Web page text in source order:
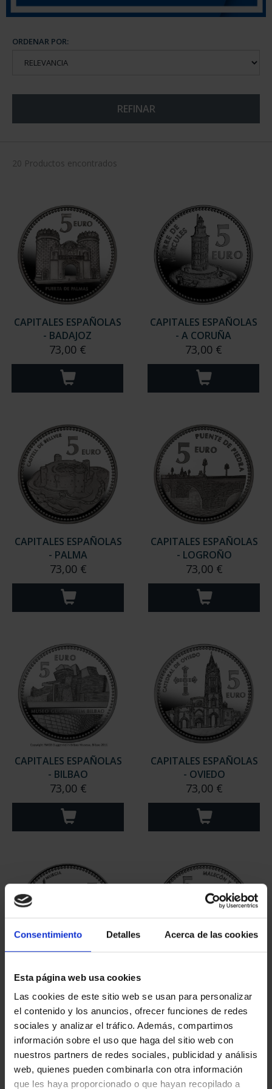
Consentimiento Detalles Acerca de las cookies
Esta página web usa cookies
Las cookies de este sitio web se usan para personalizar
el contenido y los anuncios, ofrecer funciones de redes
sociales y analizar el tráfico. Además, compartimos
información sobre el uso que haga del sitio web con
nuestros partners de redes sociales, publicidad y análisis
web, quienes pueden combinarla con otra información
que les haya proporcionado o que hayan recopilado a
ORDENAR POR:
REFINAR
20 Productos encontrados
CAPITALES ESPAÑOLAS
- BADAJOZ
73,00 €
CAPITALES ESPAÑOLAS
- A CORUÑA
73,00 €
CAPITALES ESPAÑOLAS
- PALMA
73,00 €
CAPITALES ESPAÑOLAS
- LOGROÑO
73,00 €
CAPITALES ESPAÑOLAS
- BILBAO
73,00 €
CAPITALES ESPAÑOLAS
- OVIEDO
73,00 €
CAPITALES ESPAÑOLAS
- MURCIA
73,00 €
- CÁDIZ
73,00 €